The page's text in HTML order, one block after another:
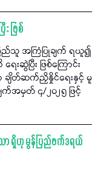
ဖြစ်
ြည်သူ အကြံပြုချက် ရယူ၍
ပြီး ဖြစ်ကြောင်း
ချိတ်ဆက်ညှိနှိုင်ရေးနှင့် မူ
အမှတ် ၄/၂၀၂၅ ဖြင့်
ရှိဟု မွန်ပြည်ဖက်ဒရယ်